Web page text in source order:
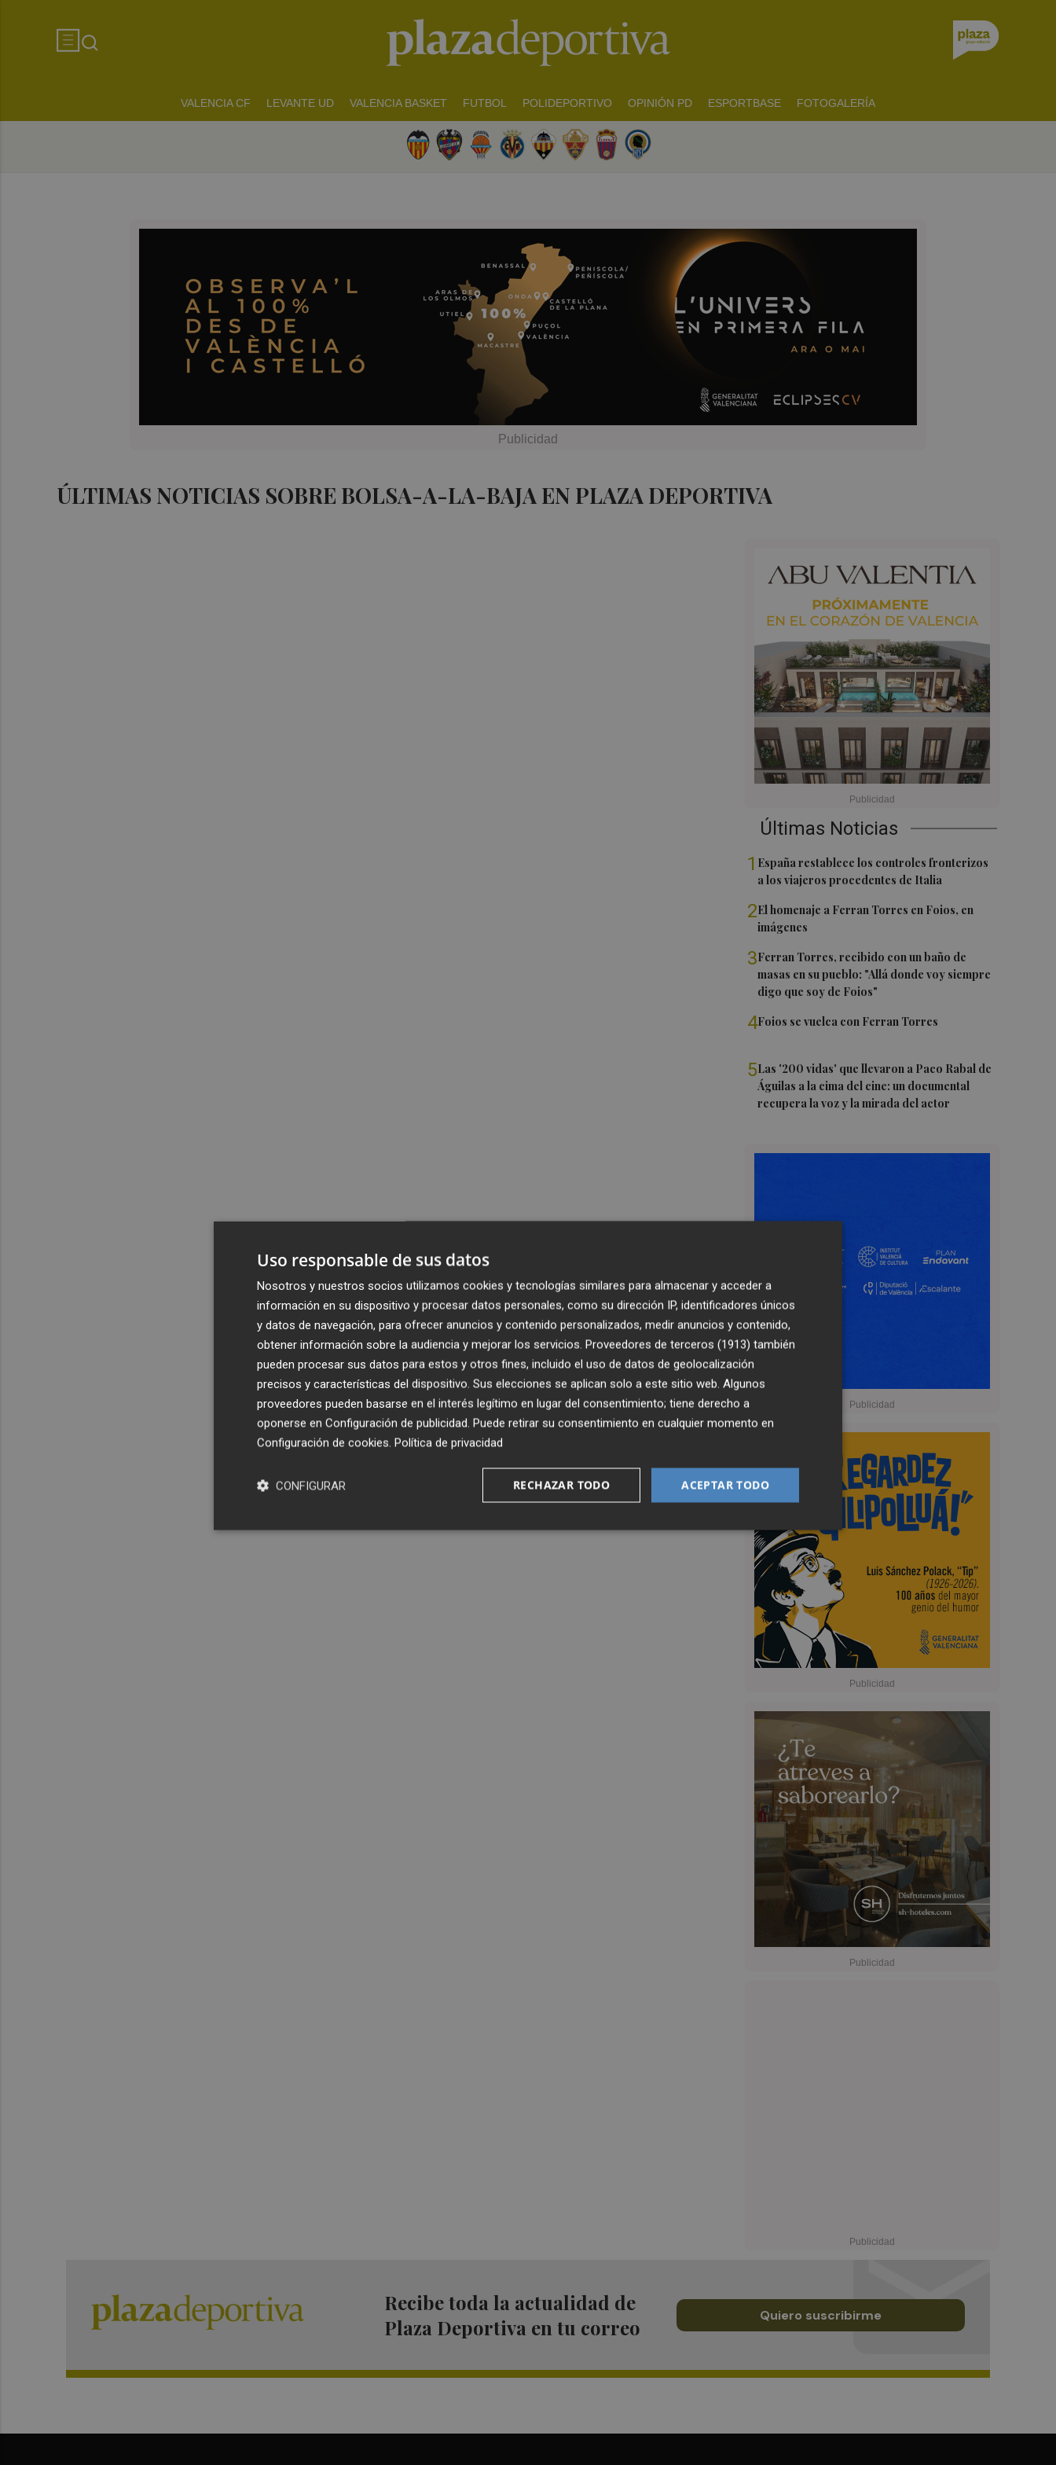
VALENCIA CF LEVANTE UD VALENCIA BASKET FUTBOL POLIDEPORTIVO OPINIÓN PD ESPORTBASE FOTOGALERÍA
ÚLTIMAS NOTICIAS SOBRE BOLSA-A-LA-BAJA EN PLAZA DEPORTIVA
Últimas Noticias
1 España restablece los controles fronterizos
a los viajeros procedentes de Italia
2El homenaje a Ferran Torres en Foios, en
imágenes
3Ferran Torres, recibido con un baño de
masas en su pueblo: "Allá donde voy siempre
digo que soy de Foios"
4Foios se vuelca con Ferran Torres
5Las '200 vidas' que llevaron a Paco Rabal de
Águilas a la cima del cine: un documental
recupera la voz y la mirada del actor
Recibe toda la actualidad de
Plaza Deportiva en tu correo
Quiero suscribirme
Uso responsable de sus datos
Nosotros y nuestros socios utilizamos cookies y tecnologías similares para almacenar y acceder a
información en su dispositivo y procesar datos personales, como su dirección IP, identificadores únicos
y datos de navegación, para ofrecer anuncios y contenido personalizados, medir anuncios y contenido,
obtener información sobre la audiencia y mejorar los servicios. Proveedores de terceros (1913) también
pueden procesar sus datos para estos y otros fines, incluido el uso de datos de geolocalización
precisos y características del dispositivo. Sus elecciones se aplican solo a este sitio web. Algunos
proveedores pueden basarse en el interés legítimo en lugar del consentimiento; tiene derecho a
oponerse en Configuración de publicidad. Puede retirar su consentimiento en cualquier momento en
Configuración de cookies. Política de privacidad
ACEPTAR TODO
RECHAZAR TODO
CONFIGURAR